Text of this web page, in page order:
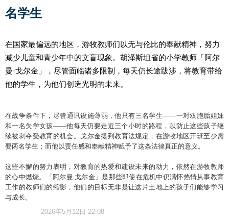
名学生
在国家最偏远的地区，游牧教师们以无与伦比的奉献精神，努力
减少儿童和青少年中的文盲现象。胡泽斯坦省的小学教师「阿尔
曼·戈尔金」，尽管面临诸多限制，每天仍长途跋涉，将教育带给
他的学生，为他们创造光明的未来。
在战争条件下，尽管通讯设施薄弱，他只有三名学生——一对双胞胎姐妹
和一名失学女孩——他每天仍要走近三个小时的路程，以防止这些孩子继
续被剥夺受教育的机会。戈尔金提到教育法规定，在游牧地区开班至少需
要两名学生；而他以责任感和奉献精神赋予了这条法律真正的意义。
这些不懈的努力表明，对教育的热爱和建设未来的动力，依然在游牧教师
的心中燃烧。「阿尔曼·戈尔金」是那些即使在危机中仍满怀热情从事教育
工作的教师们的缩影，他们的目标无非是让这片土地上的孩子们能够学习
与成长。
2026年5月12日 22:08